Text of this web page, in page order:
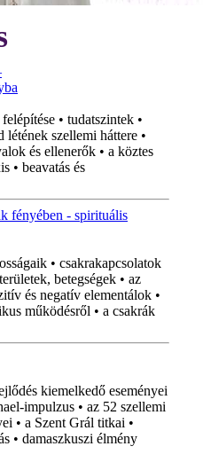
• tudatszintek •
szellemi háttere •
és ellenerők • a köztes
• beavatás és
fényében - spirituális
• csakrakapcsolatok
betegségek • az
és negatív elementálok •
működésről • a csakrák
kiemelkedő eseményei
impulzus • az 52 szellemi
• a Szent Grál titkai •
• damaszkuszi élmény